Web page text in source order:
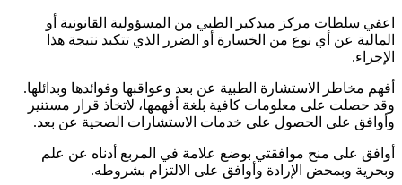
اعفي سلطات مركز ميدكير الطبي من المسؤولية القانونية أو
المالية عن أي نوع من الخسارة أو الضرر الذي تتكبد نتيجة هذا
الإجراء.
أفهم مخاطر الاستشارة الطبية عن بعد وعواقبها وفوائدها وبدائلها.
وقد حصلت على معلومات كافية بلغة أفهمها، لاتخاذ قرار مستنير
وأوافق على الحصول على خدمات الاستشارات الصحية عن بعد.
أوافق على منح موافقتي بوضع علامة في المربع أدناه عن علم
وبحرية وبمحض الإرادة وأوافق على الالتزام بشروطه.